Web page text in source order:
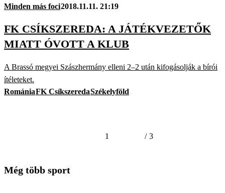
Minden más foci2018.11.11. 21:19
FK CSÍKSZEREDA: A JÁTÉKVEZETŐK
MIATT ÓVOTT A KLUB
A Brassó megyei Szászhermány elleni 2–2 után kifogásolják a bírói
ítéleteket.
RomániaFK CsíkszeredaSzékelyföld
1 / 3
Még több sport